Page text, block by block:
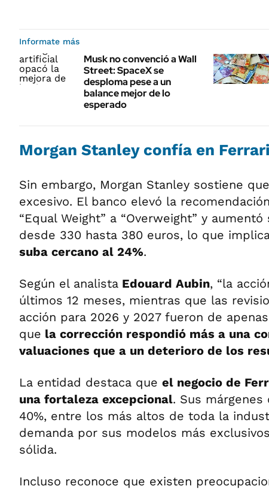
Informate más
Musk no convenció a Wall
Street: SpaceX se
desploma pese a un
balance mejor de lo
esperado
Morgan Stanley confía en Ferrari
Sin embargo, Morgan Stanley sostiene
excesivo. El banco elevó la
“Equal Weight” a “Overweight” y
desde 330 hasta 380 euros, lo que
suba cercano al 24%.
Según el analista Edouard Aubin, “la
últimos 12 meses, mientras que las
acción para 2026 y 2027 fueron de
que la corrección respondió más a una
valuaciones que a un deterioro de los
La entidad destaca que el negocio de
una fortaleza excepcional. Sus márgenes
40%, entre los más altos de toda la
demanda por sus modelos más
sólida.
Incluso reconoce que existen